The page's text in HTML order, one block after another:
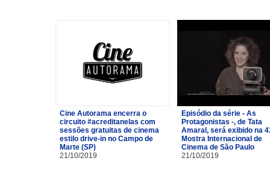
Cine Autorama encerra o
circuito #acreditanelas com
sessões gratuitas de cinema
estilo drive-in no Campo de
Marte (SP)
21/10/2019
Episódio da série - As
Protagonistas -, de Tata
Amaral, será exibido na
Mostra Internacional de
Cinema de São Paulo
21/10/2019